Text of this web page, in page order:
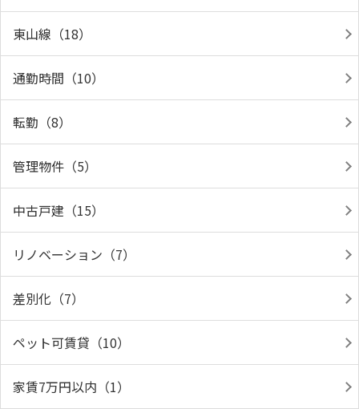
東山線（18）
通勤時間（10）
転勤（8）
管理物件（5）
中古戸建（15）
リノベーション（7）
差別化（7）
ペット可賃貸（10）
家賃7万円以内（1）